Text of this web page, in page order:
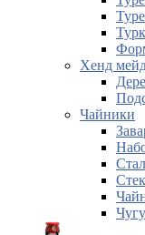
Хенд
Чайники